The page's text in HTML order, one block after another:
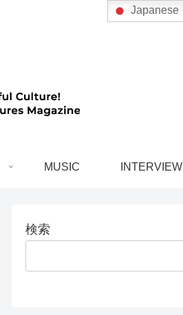
MUSIC INTERVIEW
検索
Japanese